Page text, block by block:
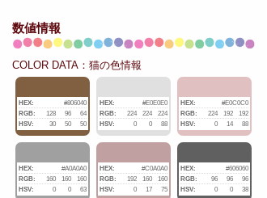
数値情報
COLOR DATA：猫の色情報
HEX:
#806040
RGB:
128 96
64
HSV:
30 50 50
HEX:
#E0E0E0
RGB:
224 224
224
HSV:
0 0 88
HEX:
#E0C0C0
RGB:
224 192
192
HSV:
0 14 88
HEX:
#A0A0A0
RGB:
160 160
160
HSV:
0 0 63
HEX:
#C0A0A0
RGB:
192 160
160
HSV:
0 17 75
HEX:
#606060
RGB:
96 96
96
HSV:
0 0 38